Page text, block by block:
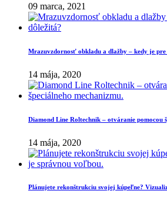
09 marca, 2021
Mrazuvzdornosť obkladu a dlažby – kedy je pre
14 mája, 2020
Diamond Line Roltechnik – otváranie pomocou
14 mája, 2020
Plánujete rekonštrukciu svojej kúpeľne?